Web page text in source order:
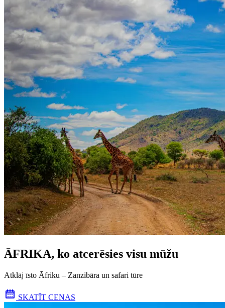
ĀFRIKA, ko atcerēsies visu mūžu
Atklāj īsto Āfriku – Zanzibāra un safari tūre
SKATĪT CENAS